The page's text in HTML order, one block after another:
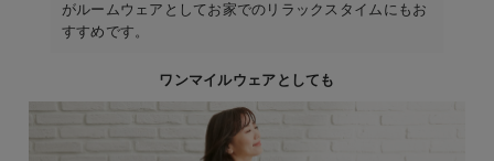
がルームウェアとしてお家でのリラックスタイムにもお
すすめです。
ワンマイルウェアとしても